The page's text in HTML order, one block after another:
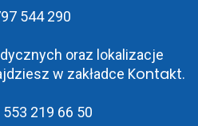
544 290
oraz lokalizacje
w zakładce Kontakt.
553 219 66 50